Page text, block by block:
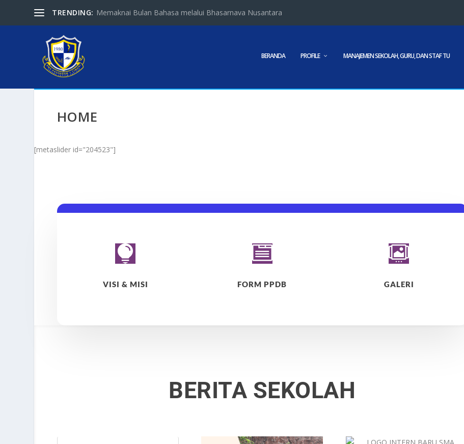
TRENDING: Memaknai Bulan Bahasa melalui Bhasarnava Nusantara
BERANDA PROFILE MANAJEMEN SEKOLAH, GURU, DAN STAF TU
HOME
[metaslider id="204523"]

VISI & MISI

FORM PPDB

GALERI
BERITA SEKOLAH